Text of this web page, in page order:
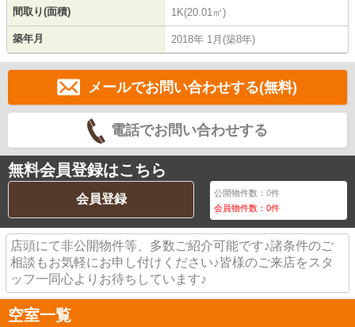
間取り(面積) 1K(20.01㎡)
築年月 2018年 1月(築8年)
メールでお問い合わせする(無料)
電話でお問い合わせする
無料会員登録はこちら
会員登録 公開物件数：0件
会員物件数：0件
店頭にて非公開物件等、多数ご紹介可能です♪諸条件のご
相談もお気軽にお申し付けください♪皆様のご来店をスタ
ッフ一同心よりお待ちしています♪
空室一覧